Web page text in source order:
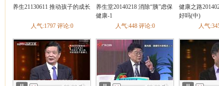
养生21130611 推动孩子的成长
人气:1797 评论:0
养生堂20140218 消除“胰”虑保
健康-1
人气:448 评论:0
健康之路
好吗(中)
人气